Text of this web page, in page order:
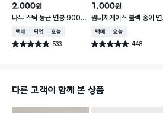
2,000원
나무 스틱 둥근 면봉 900개
입
택배배송매장픽업오늘배송
별점 4.9점 533
건 작성
1,000원
원터치케이스 블랙 종이 면
봉 200P
택배배송오늘배송
별점 4.9점 448
건 작성
다른 고객이 함께 본 상품